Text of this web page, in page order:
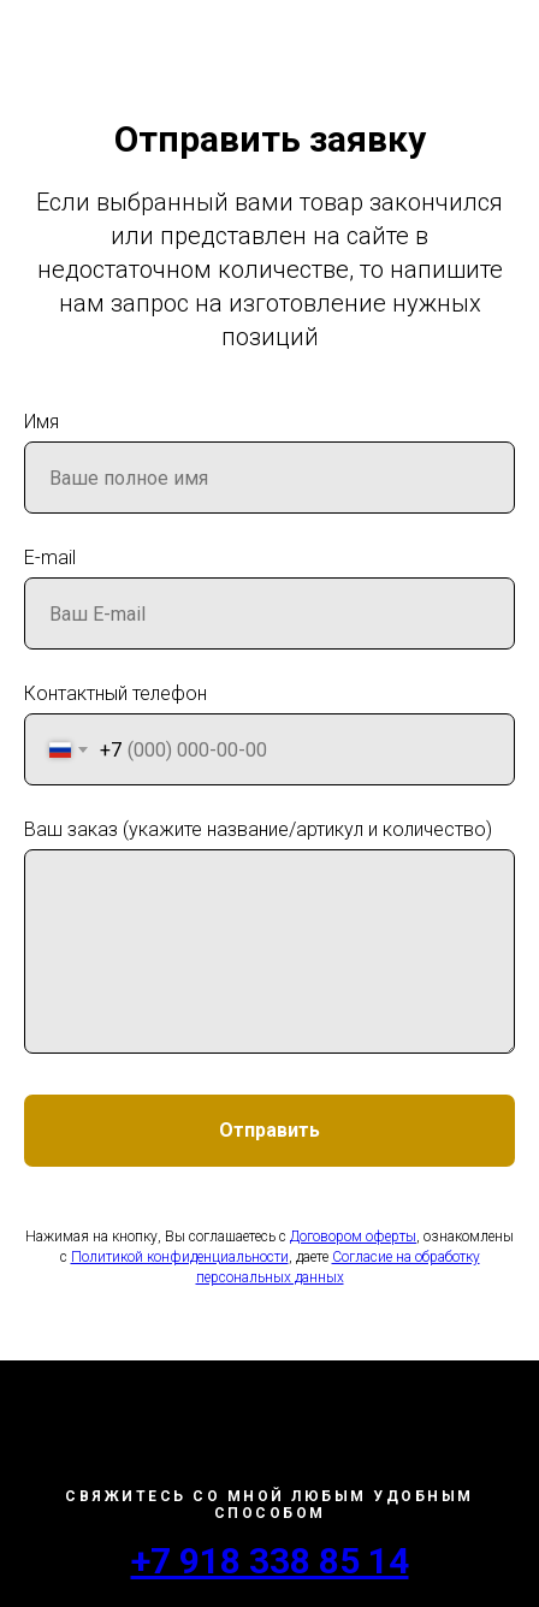
Отправить заявку
Если выбранный вами товар закончился
или представлен на сайте в
недостаточном количестве, то напишите
нам запрос на изготовление нужных
позиций
Имя
E-mail
Контактный телефон
+7
Ваш заказ (укажите название/артикул и количество)
Отправить
Нажимая на кнопку, Вы соглашаетесь с Договором оферты, ознакомлены
с Политикой конфиденциальности, даете Согласие на обработку
персональных данных
СВЯЖИТЕСЬ СО МНОЙ ЛЮБЫМ УДОБНЫМ
СПОСОБОМ
+7 918 338 85 14